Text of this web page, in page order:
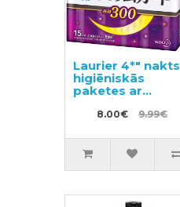
Laurier 4*" nakts
higiēniskās
paketes ar
spārniņiem 30cm
15gab8.00€ 9.99€